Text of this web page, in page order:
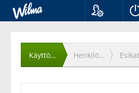
Svenska
English
Käyttöehtojen
hyväksyminen
Käyttöehdot Henkilötiedot